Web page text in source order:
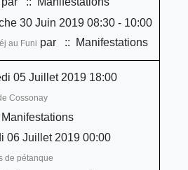
30 Juin 2019 08:30 - 10:00
au Funi par :: Manifestations
05 Juillet 2019 18:00
Cossonay
06 Juillet 2019 00:00
de pétanque